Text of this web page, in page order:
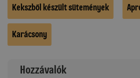
Kekszből készült sütemények
Karácsony
Hozzávalók